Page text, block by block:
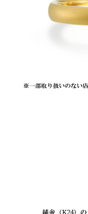
※一部取り扱いのない
純金（K24）